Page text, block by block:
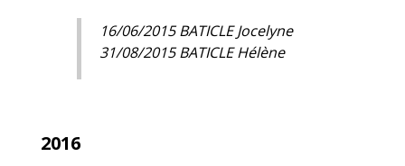
16/06/2015 BATICLE Jocelyne
31/08/2015 BATICLE Hélène
2016